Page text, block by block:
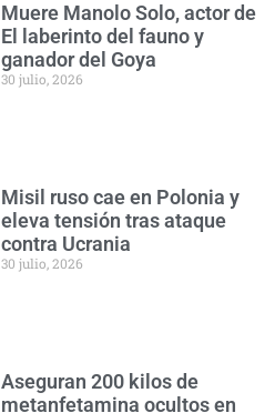
Muere Manolo Solo, actor de
El laberinto del fauno y
ganador del Goya
30 julio, 2026
Misil ruso cae en Polonia y
eleva tensión tras ataque
contra Ucrania
30 julio, 2026
Aseguran 200 kilos de
metanfetamina ocultos en